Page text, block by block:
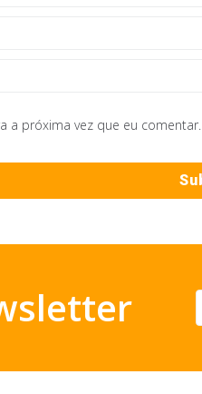
a próxima vez que eu comentar.